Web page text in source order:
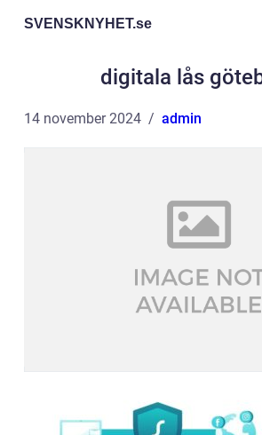
SVENSKNYHET.se
digitala lås
14 november 2024 admin